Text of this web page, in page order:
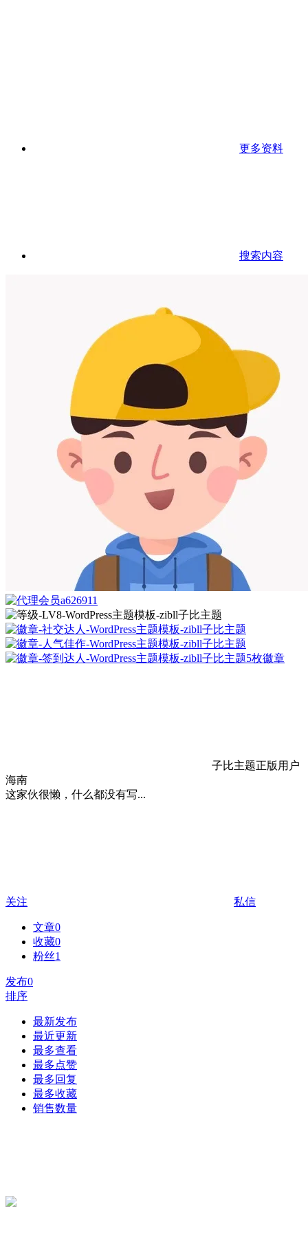
更多资料
搜索内容
a626911
5枚徽章
子比主题正版用户
海南
这家伙很懒，什么都没有写...
关注 私信
文章0
收藏0
粉丝1
发布0
排序
最新发布
最近更新
最多查看
最多点赞
最多回复
最多收藏
销售数量